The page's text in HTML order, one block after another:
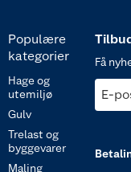
Populære
kategorier
Hage og
utemiljø
Gulv
Trelast og
byggevarer
Maling
Få
E-